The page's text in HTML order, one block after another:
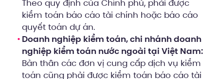
Theo quy định của Chính phủ, phải được
kiểm toán báo cáo tài chính hoặc báo cáo
quyết toán dự án.
Doanh nghiệp kiểm toán, chi nhánh doanh
nghiệp kiểm toán nước ngoài tại Việt Nam:
Bản thân các đơn vị cung cấp dịch vụ kiểm
toán cũng phải được kiểm toán báo cáo tài